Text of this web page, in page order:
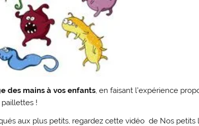
des mains à vos enfants, en faisant l’expérience
!
aux plus petits, regardez cette vidéo de Nos petits